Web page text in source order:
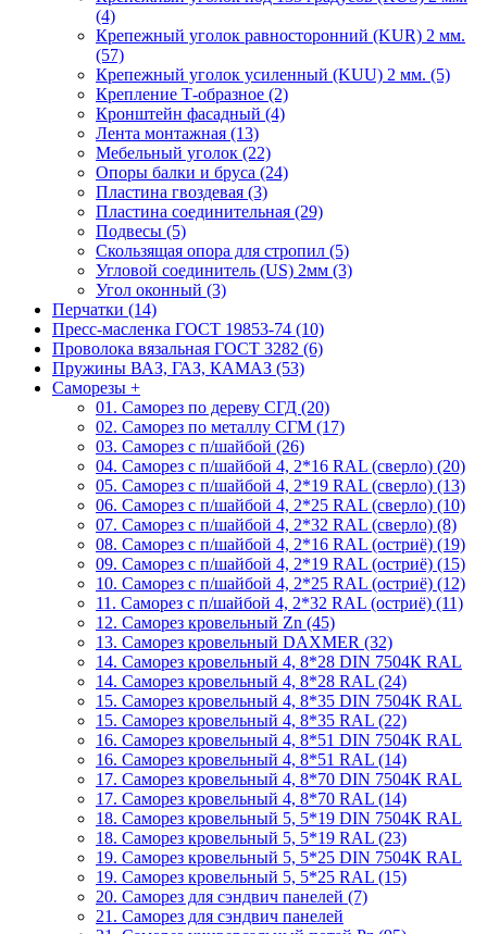
(4)
Крепежный уголок равносторонний (KUR) 2 мм.
(57)
Крепежный уголок усиленный (KUU) 2 мм. (5)
Крепление Т-образное (2)
Кронштейн фасадный (4)
Лента монтажная (13)
Мебельный уголок (22)
Опоры балки и бруса (24)
Пластина гвоздевая (3)
Пластина соединительная (29)
Подвесы (5)
Скользящая опора для стропил (5)
Угловой соединитель (US) 2мм (3)
Угол оконный (3)
Перчатки (14)
Пресс-масленка ГОСТ 19853-74 (10)
Проволока вязальная ГОСТ 3282 (6)
Пружины ВАЗ, ГАЗ, КАМАЗ (53)
Саморезы +
01. Саморез по дереву СГД (20)
02. Саморез по металлу СГМ (17)
03. Саморез с п/шайбой (26)
04. Саморез с п/шайбой 4, 2*16 RAL (сверло) (20)
05. Саморез с п/шайбой 4, 2*19 RAL (сверло) (13)
06. Саморез с п/шайбой 4, 2*25 RAL (сверло) (10)
07. Саморез с п/шайбой 4, 2*32 RAL (сверло) (8)
08. Саморез с п/шайбой 4, 2*16 RAL (остриё) (19)
09. Саморез с п/шайбой 4, 2*19 RAL (остриё) (15)
10. Саморез с п/шайбой 4, 2*25 RAL (остриё) (12)
11. Саморез с п/шайбой 4, 2*32 RAL (остриё) (11)
12. Саморез кровельный Zn (45)
13. Саморез кровельный DAXMER (32)
14. Саморез кровельный 4, 8*28 DIN 7504К RAL
14. Саморез кровельный 4, 8*28 RAL (24)
15. Саморез кровельный 4, 8*35 DIN 7504К RAL
15. Саморез кровельный 4, 8*35 RAL (22)
16. Саморез кровельный 4, 8*51 DIN 7504К RAL
16. Саморез кровельный 4, 8*51 RAL (14)
17. Саморез кровельный 4, 8*70 DIN 7504К RAL
17. Саморез кровельный 4, 8*70 RAL (14)
18. Саморез кровельный 5, 5*19 DIN 7504К RAL
18. Саморез кровельный 5, 5*19 RAL (23)
19. Саморез кровельный 5, 5*25 DIN 7504К RAL
19. Саморез кровельный 5, 5*25 RAL (15)
20. Саморез для сэндвич панелей (7)
21. Саморез для сэндвич панелей